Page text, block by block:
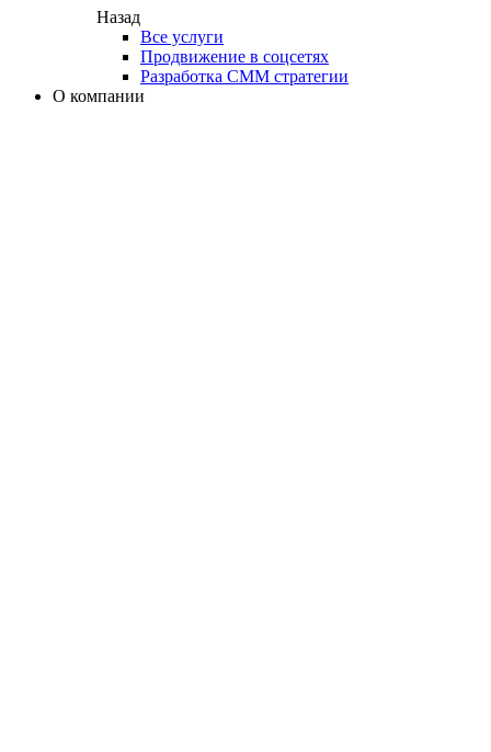
Назад
Все услуги
Продвижение в соцсетях
Разработка СММ стратегии
О компании